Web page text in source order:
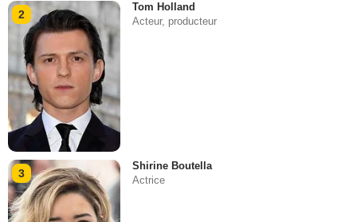
2
Tom Holland
Acteur, producteur
3
Shirine Boutella
Actrice